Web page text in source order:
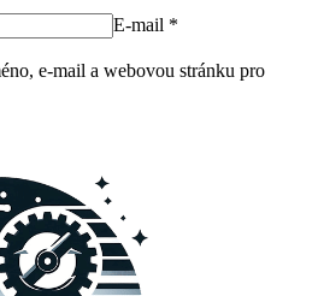
E-mail *
e-mail a webovou stránku pro